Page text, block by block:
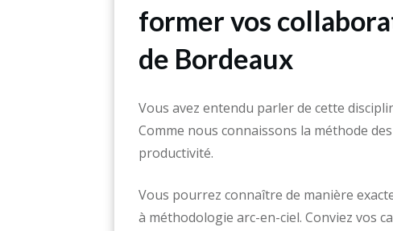
former vos
de Bordeaux
Vous avez entendu parler de cette
Comme nous connaissons la méthode
productivité.
Vous pourrez connaître de manière
à méthodologie arc-en-ciel. Conviez vos